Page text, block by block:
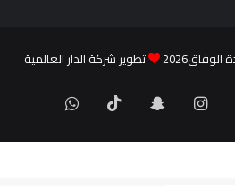
تطوير شركة الدار العالمية
‫YouTubeانستقرامسناب
تشات
‫TikTokواتساب